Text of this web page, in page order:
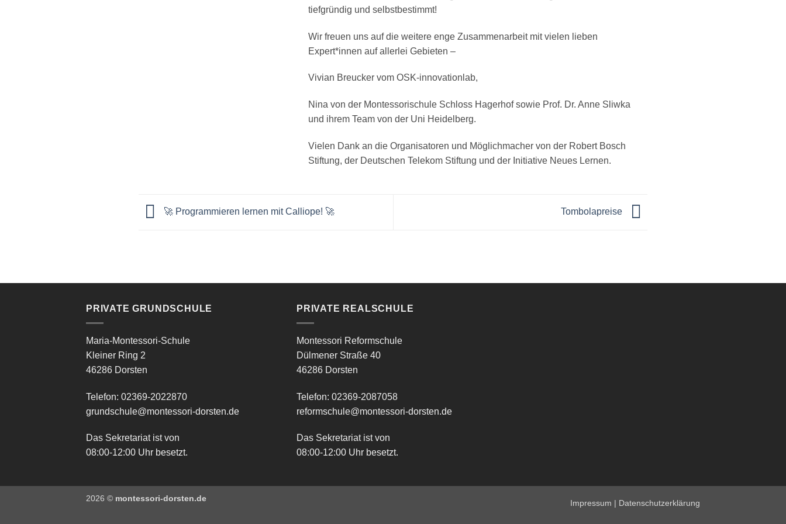
tiefgründig und selbstbestimmt!
Wir freuen uns auf die weitere enge Zusammenarbeit mit vielen lieben
Expert*innen auf allerlei Gebieten –
Vivian Breucker vom OSK-innovationlab,
Nina von der Montessorischule Schloss Hagerhof sowie Prof. Dr. Anne Sliwka
und ihrem Team von der Uni Heidelberg.
Vielen Dank an die Organisatoren und Möglichmacher von der Robert Bosch
Stiftung, der Deutschen Telekom Stiftung und der Initiative Neues Lernen.
🚀 Programmieren lernen mit Calliope! 🚀 Tombolapreise
PRIVATE GRUNDSCHULE
Maria-Montessori-Schule
Kleiner Ring 2
46286 Dorsten
Telefon: 02369-2022870
grundschule@montessori-dorsten.de
Das Sekretariat ist von
08:00-12:00 Uhr besetzt.
PRIVATE REALSCHULE
Montessori Reformschule
Dülmener Straße 40
46286 Dorsten
Telefon: 02369-2087058
reformschule@montessori-dorsten.de
Das Sekretariat ist von
08:00-12:00 Uhr besetzt.
Impressum | Datenschutzerklärung
2026 © montessori-dorsten.de